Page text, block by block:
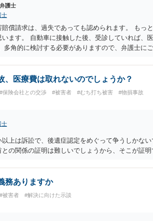
とですので、そのあたりのご事情も踏まえて、依
護士
士
償請求は、過失であっても認められます。 もっ
ます。 自動車に接触した後、受診していれば、
多角的に検討する必要がありますので、弁護士にご
、医療費は取れないのでしょうか？
#保険会社との交渉 #被害者 #むち打ち被害 #物損事故
士
上は訴訟で、後遺症認定をめぐって争うしかな
の関係の証明は難しいでしょうから、そこが証
務ありますか
#被害者 #解決に向けた示談